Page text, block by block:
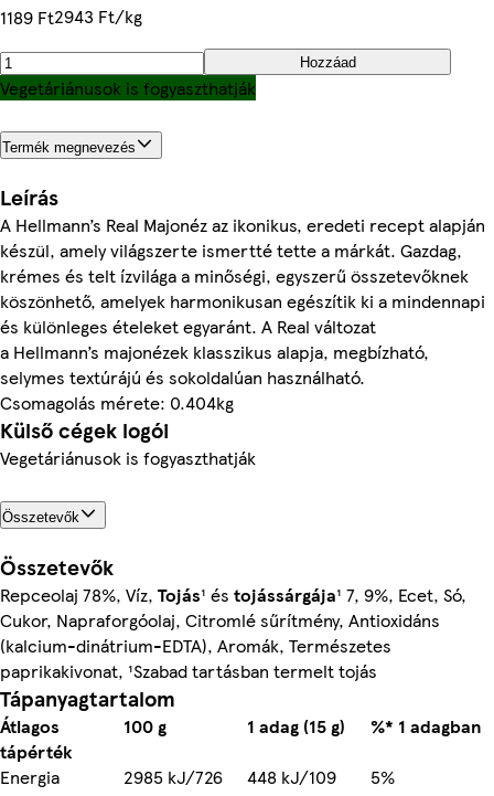
1189 Ft2943 Ft/kg
Hozzáad
Vegetáriánusok is fogyaszthatják
Termék megnevezés
Leírás
A Hellmann’s Real Majonéz az ikonikus, eredeti recept alapján
készül, amely világszerte ismertté tette a márkát. Gazdag,
krémes és telt ízvilága a minőségi, egyszerű összetevőknek
köszönhető, amelyek harmonikusan egészítik ki a mindennapi
és különleges ételeket egyaránt. A Real változat
a Hellmann’s majonézek klasszikus alapja, megbízható,
selymes textúrájú és sokoldalúan használható.
Csomagolás mérete: 0.404kg
Külső cégek logói
Vegetáriánusok is fogyaszthatják
Összetevők
Összetevők
Repceolaj 78%, Víz, Tojás¹ és tojássárgája¹ 7, 9%, Ecet, Só,
Cukor, Napraforgóolaj, Citromlé sűrítmény, Antioxidáns
(kalcium-dinátrium-EDTA), Aromák, Természetes
paprikakivonat, ¹Szabad tartásban termelt tojás
Tápanyagtartalom
Átlagos
tápérték
100 g 1 adag (15 g)
%* 1 adagban
Energia
2985 kJ/726
448 kJ/109
5%